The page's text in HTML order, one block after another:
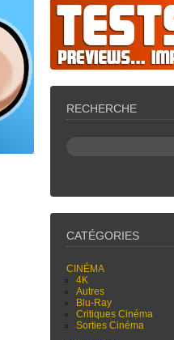
RECHERCHE
CATÉGORIES
CINÉMA
4K
Autres
Blu-Ray
Critiques Cinéma
Sorties Cinéma